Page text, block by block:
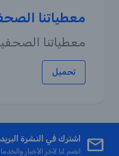
معطياتنا
معطياتنا
تحميل
اشترك في النشرة
انضم لنا لآخر الأخبار